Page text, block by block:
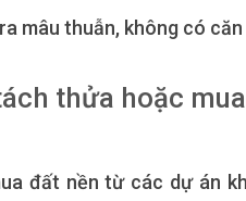
mâu thuẫn, không có
thửa hoặc
đất nền từ các dự án